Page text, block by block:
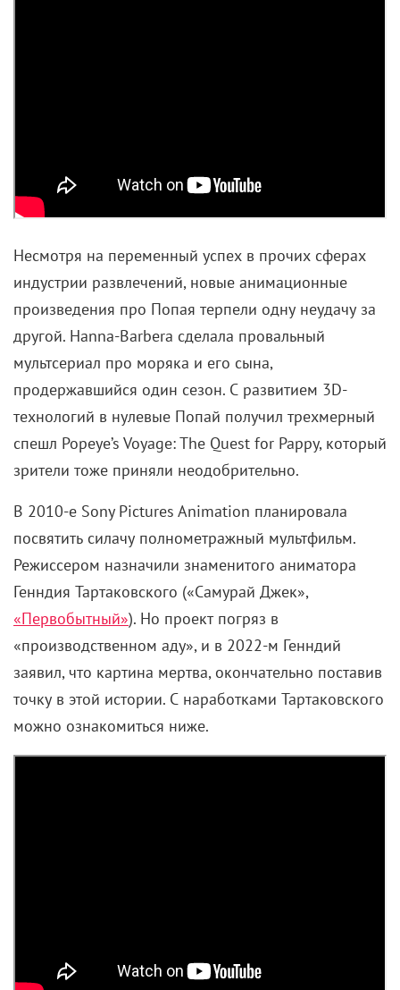
Несмотря на переменный успех в прочих сферах
индустрии развлечений, новые анимационные
произведения про Попая терпели одну неудачу за
другой. Hanna-Barbera сделала провальный
мультсериал про моряка и его сына,
продержавшийся один сезон. С развитием 3D-
технологий в нулевые Попай получил трехмерный
спешл Popeye’s Voyage: The Quest for Pappy, который
зрители тоже приняли неодобрительно.
В 2010-е Sony Pictures Animation планировала
посвятить силачу полнометражный мультфильм.
Режиссером назначили знаменитого аниматора
Генндия Тартаковского («Самурай Джек»,
«Первобытный»). Но проект погряз в
«производственном аду», и в 2022-м Генндий
заявил, что картина мертва, окончательно поставив
точку в этой истории. С наработками Тартаковского
можно ознакомиться ниже.